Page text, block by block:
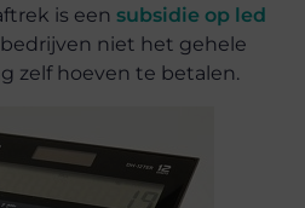
is eensubsidie op led
niet het gehele
zelf hoeven te betalen.